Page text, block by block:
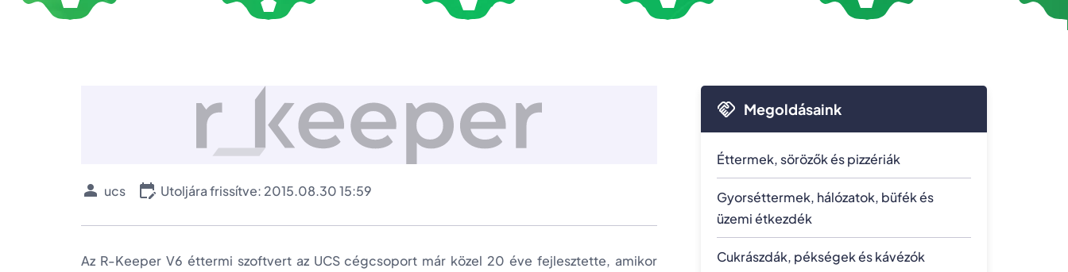
ucs Utoljára frissítve: 2015.08.30 15:59
Az R-Keeper V6 éttermi szoftvert az UCS cégcsoport már közel 20 éve fejlesztette, amikor
Megoldásaink
Éttermek, sörözők és pizzériák
Gyorséttermek, hálózatok, büfék és
üzemi étkezdék
Cukrászdák, pékségek és kávézók